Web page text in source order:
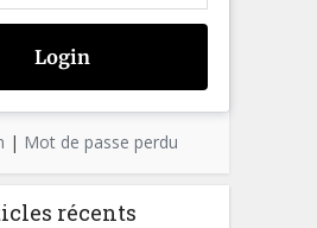
| Mot de passe perdu
récents